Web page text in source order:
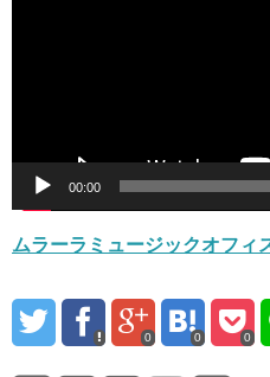
00:00
ムラーラミュージックオフィ
0 0 0